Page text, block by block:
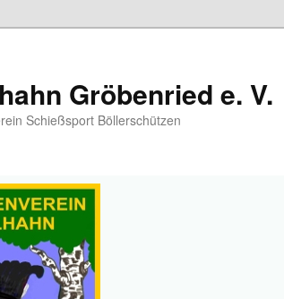
Gröbenried e. V.
Schießsport Böllerschützen